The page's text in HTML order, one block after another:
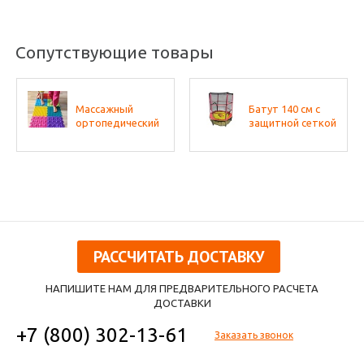
Сопутствующие товары
Массажный
ортопедический
шт. по 2 шт.
Батут 140 см с
защитной сеткой
Sport
РАССЧИТАТЬ ДОСТАВКУ
НАПИШИТЕ НАМ ДЛЯ ПРЕДВАРИТЕЛЬНОГО РАСЧЕТА
ДОСТАВКИ
+7 (800) 302-13-61 Заказать звонок